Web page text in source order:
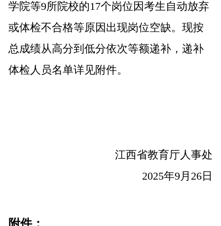
学院等9所院校的17个岗位因考生自动放弃
或体检不合格等原因出现岗位空缺。现按
总成绩从高分到低分依次等额递补，递补
体检人员名单详见附件。
江西省教育厅人事处
2025年9月26日